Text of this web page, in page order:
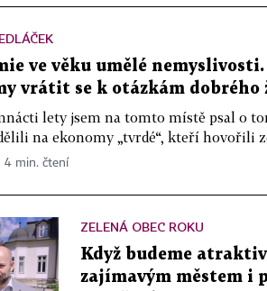
ve věku umělé
vrátit se k otázkám dobrého
lety jsem na tomto místě psal o
na ekonomy „tvrdé“, kteří hovořili
4 min. čtení
ZELENÁ OBEC ROKU
Když budeme
zajímavým městem i